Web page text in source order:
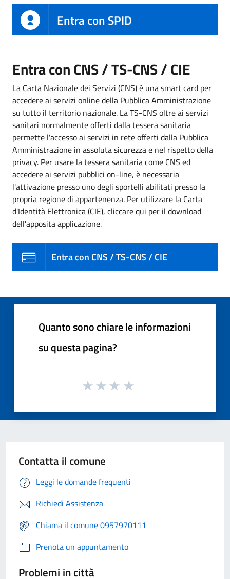
Entra con SPID
Entra con CNS / TS-CNS / CIE
La Carta Nazionale dei Servizi (CNS) è una smart card per
accedere ai servizi online della Pubblica Amministrazione
su tutto il territorio nazionale. La TS-CNS oltre ai servizi
sanitari normalmente offerti dalla tessera sanitaria
permette l'accesso ai servizi in rete offerti dalla Pubblica
Amministrazione in assoluta sicurezza e nel rispetto della
privacy. Per usare la tessera sanitaria come CNS ed
accedere ai servizi pubblici on-line, è necessaria
l'attivazione presso uno degli sportelli abilitati presso la
propria regione di appartenenza. Per utilizzare la Carta
d'Identità Elettronica (CIE), cliccare qui per il download
dell'apposita applicazione.
Entra con CNS / TS-CNS / CIE
Quanto sono chiare le informazioni
su questa pagina?
Contatta il comune
Leggi le domande frequenti
Richiedi Assistenza
Chiama il comune 0957970111
Prenota un appuntamento
Problemi in città